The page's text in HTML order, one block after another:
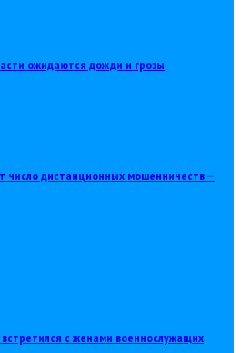
ожидаются дожди и грозы
число дистанционных мошенничеств —
с женами военнослужащих